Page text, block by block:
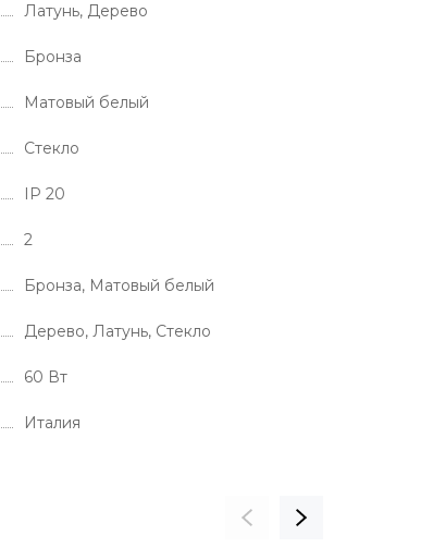
Латунь, Дерево
Бронза
Матовый белый
Стекло
IP 20
2
Бронза, Матовый белый
Дерево, Латунь, Стекло
60 Вт
Италия